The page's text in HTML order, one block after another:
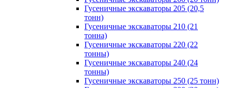
Гусеничные экскаваторы 205 (20,5
тонн)
Гусеничные экскаваторы 210 (21
тонна)
Гусеничные экскаваторы 220 (22
тонны)
Гусеничные экскаваторы 240 (24
тонны)
Гусеничные экскаваторы 250 (25 тонн)